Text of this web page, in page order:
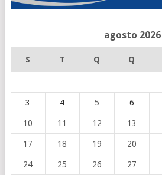
agosto 2026
S T Q Q
3 4 5 6
10 11 12 13
17 18 19 20
24 25 26 27